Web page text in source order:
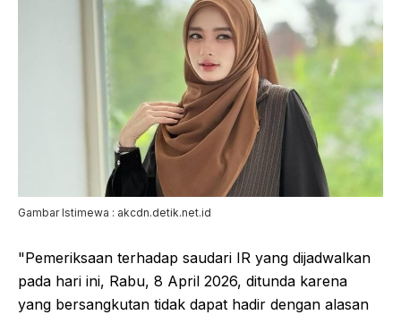
Gambar Istimewa : akcdn.detik.net.id
"Pemeriksaan terhadap saudari IR yang dijadwalkan
pada hari ini, Rabu, 8 April 2026, ditunda karena
yang bersangkutan tidak dapat hadir dengan alasan